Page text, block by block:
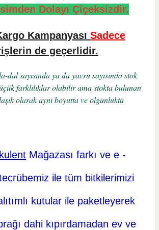
Dolayı Çiçeksizdir.
Kampanyası Sadece
de geçerlidir.
dal sayısında ya da yavru sayısında stok
farklılıklar olabilir ama stokta bulunan
olarak aynı boyutta ve olgunlukta
Mağazası farkı ve e -
ile tüm bitkilerimizi
kutular ile paketleyerek
dahi kıpırdamadan ev ve